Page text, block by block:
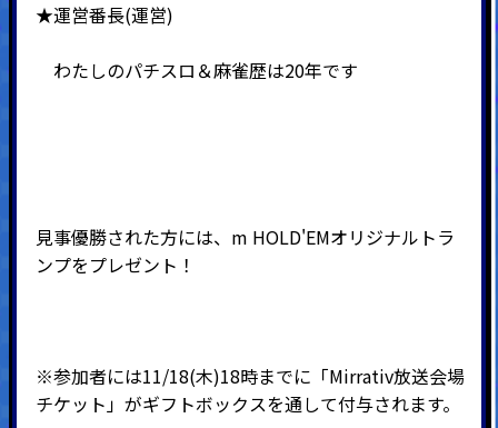
★運営番長(運営)
わたしのパチスロ＆麻雀歴は20年です
見事優勝された方には、m HOLD'EMオリジナルトラ
ンプをプレゼント！
※参加者には11/18(木)18時までに「Mirrativ放送会場
チケット」がギフトボックスを通して付与されます。